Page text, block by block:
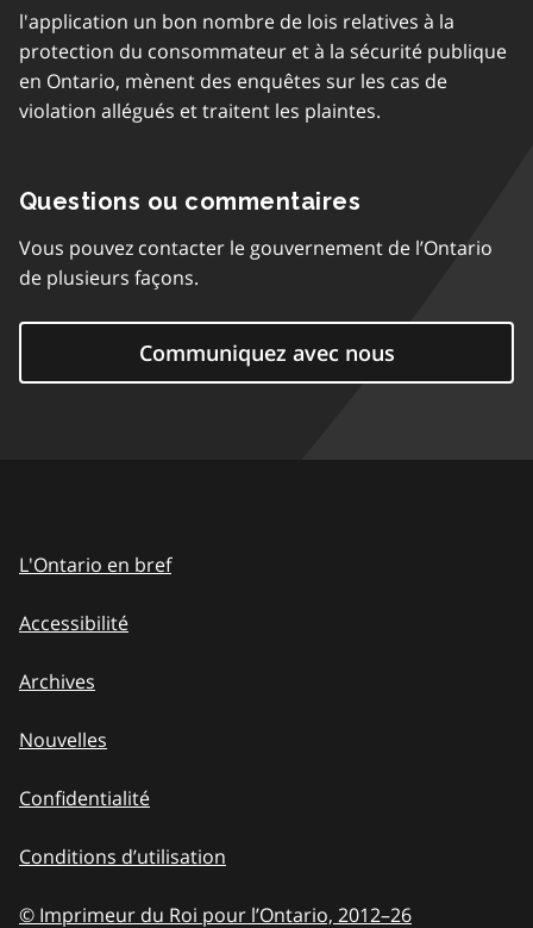
l'application un bon nombre de lois relatives à la
protection du consommateur et à la sécurité publique
en Ontario, mènent des enquêtes sur les cas de
violation allégués et traitent les plaintes.
Questions ou commentaires
Vous pouvez contacter le gouvernement de l’Ontario
de plusieurs façons.
Communiquez avec nous
L'Ontario en bref
Accessibilité
Archives
Nouvelles
Confidentialité
Conditions d’utilisation
© Imprimeur du Roi pour l’Ontario, 2012–to
26